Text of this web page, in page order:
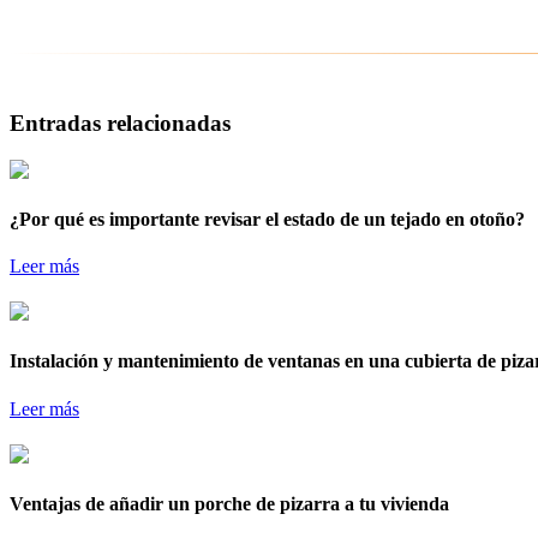
Entradas relacionadas
¿Por qué es importante revisar el estado de un tejado en otoño?
Leer más
Instalación y mantenimiento de ventanas en una cubierta de
Leer más
Ventajas de añadir un porche de pizarra a tu vivienda